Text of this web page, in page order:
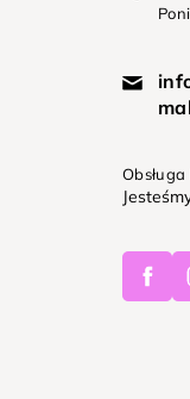
Facebook